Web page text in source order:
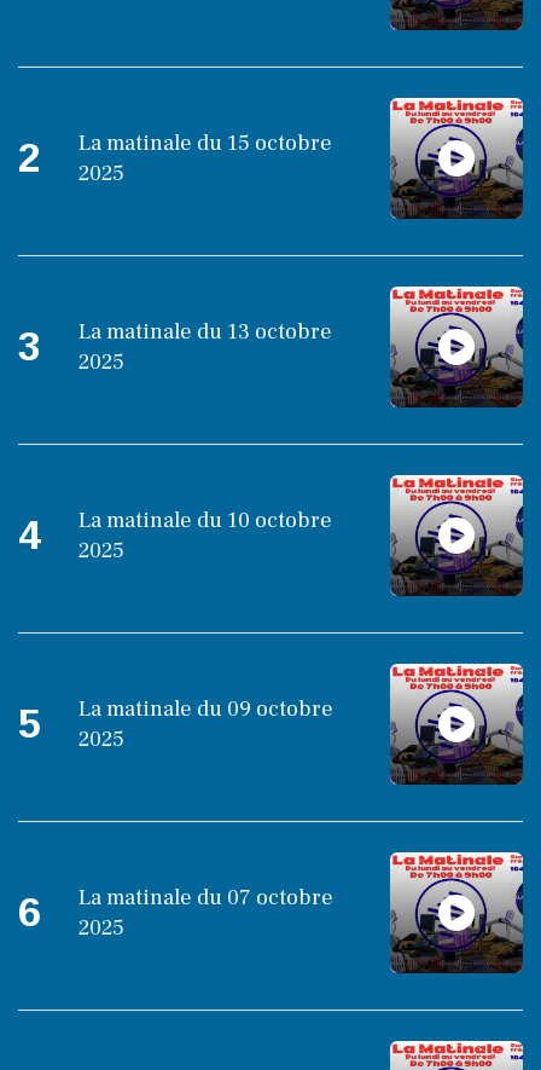
2
La matinale du 15 octobre
2025
3
La matinale du 13 octobre
2025
4
La matinale du 10 octobre
2025
5
La matinale du 09 octobre
2025
6
La matinale du 07 octobre
2025